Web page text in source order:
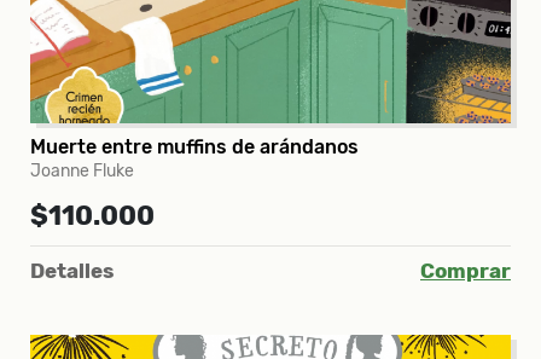
Muerte entre muffins de arándanos
Joanne Fluke
$110.000
Detalles Comprar